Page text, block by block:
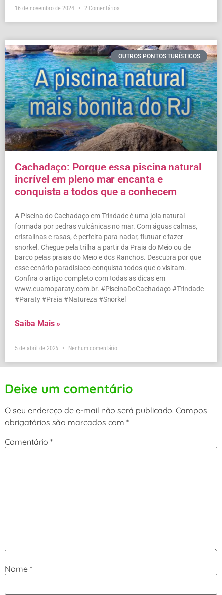
16 de novembro de 2024 2 Comentários
OUTROS PONTOS TURÍSTICOS
Cachadaço: Porque essa piscina natural
incrível em pleno mar encanta e
conquista a todos que a conhecem
A Piscina do Cachadaço em Trindade é uma joia natural
formada por pedras vulcânicas no mar. Com águas calmas,
cristalinas e rasas, é perfeita para nadar, flutuar e fazer
snorkel. Chegue pela trilha a partir da Praia do Meio ou de
barco pelas praias do Meio e dos Ranchos. Descubra por que
esse cenário paradisíaco conquista todos que o visitam.
Confira o artigo completo com todas as dicas em
www.euamoparaty.com.br. #PiscinaDoCachadaço #Trindade
#Paraty #Praia #Natureza #Snorkel
Saiba Mais »
5 de abril de 2026 Nenhum comentário
Deixe um comentário
O seu endereço de e-mail não será publicado. Campos
obrigatórios são marcados com *
Comentário *
Nome *